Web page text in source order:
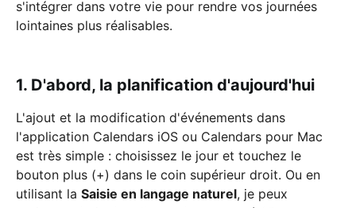
s'intégrer dans votre vie pour rendre vos journées
lointaines plus réalisables.
1. D'abord, la planification d'aujourd'hui
L'ajout et la modification d'événements dans
l'application Calendars iOS ou Calendars pour Mac
est très simple : choisissez le jour et touchez le
bouton plus (+) dans le coin supérieur droit. Ou en
utilisant la Saisie en langage naturel, je peux